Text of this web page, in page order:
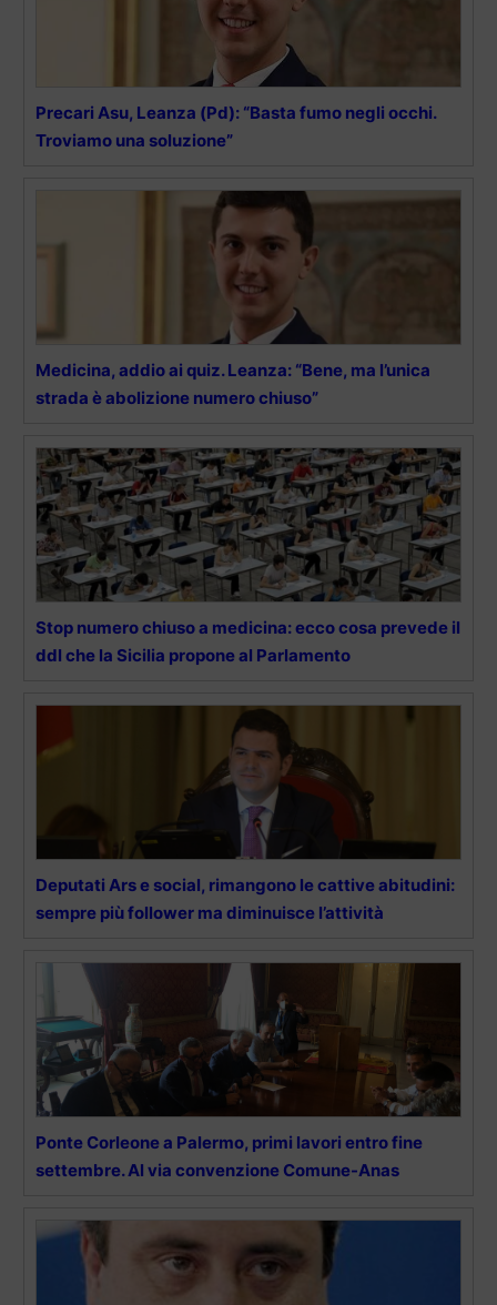
Precari Asu, Leanza (Pd): “Basta fumo negli occhi.
Troviamo una soluzione”
Medicina, addio ai quiz. Leanza: “Bene, ma l’unica
strada è abolizione numero chiuso”
Stop numero chiuso a medicina: ecco cosa prevede il
ddl che la Sicilia propone al Parlamento
Deputati Ars e social, rimangono le cattive abitudini:
sempre più follower ma diminuisce l’attività
Ponte Corleone a Palermo, primi lavori entro fine
settembre. Al via convenzione Comune-Anas